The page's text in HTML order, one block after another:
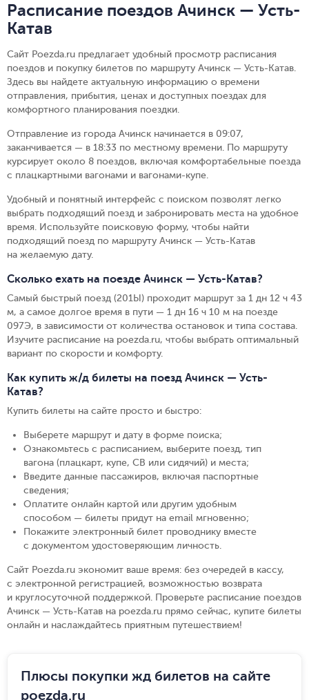
Расписание поездов Ачинск — Усть-
Катав
Сайт Poezda.ru предлагает удобный просмотр расписания
поездов и покупку билетов по маршруту Ачинск — Усть-Катав.
Здесь вы найдете актуальную информацию о времени
отправления, прибытия, ценах и доступных поездах для
комфортного планирования поездки.
Отправление из города Ачинск начинается в 09:07,
заканчивается — в 18:33 по местному времени. По маршруту
курсирует около 8 поездов, включая комфортабельные поезда
с плацкартными вагонами и вагонами-купе.
Удобный и понятный интерфейс с поиском позволят легко
выбрать подходящий поезд и забронировать места на удобное
время. Используйте поисковую форму, чтобы найти
подходящий поезд по маршруту Ачинск — Усть-Катав
на желаемую дату.
Сколько ехать на поезде Ачинск — Усть-Катав?
Самый быстрый поезд (201Ы) проходит маршрут за 1 дн 12 ч 43
м, а самое долгое время в пути — 1 дн 16 ч 10 м на поезде
097Э, в зависимости от количества остановок и типа состава.
Изучите расписание на poezda.ru, чтобы выбрать оптимальный
вариант по скорости и комфорту.
Как купить ж/д билеты на поезд Ачинск — Усть-
Катав?
Купить билеты на сайте просто и быстро:
Выберете маршрут и дату в форме поиска;
Ознакомьтесь с расписанием, выберите поезд, тип
вагона (плацкарт, купе, СВ или сидячий) и места;
Введите данные пассажиров, включая паспортные
сведения;
Оплатите онлайн картой или другим удобным
способом — билеты придут на email мгновенно;
Покажите электронный билет проводнику вместе
с документом удостоверяющим личность.
Сайт Poezda.ru экономит ваше время: без очередей в кассу,
с электронной регистрацией, возможностью возврата
и круглосуточной поддержкой. Проверьте расписание поездов
Ачинск — Усть-Катав на poezda.ru прямо сейчас, купите билеты
онлайн и наслаждайтесь приятным путешествием!
Плюсы покупки жд билетов на сайте
poezda.ru